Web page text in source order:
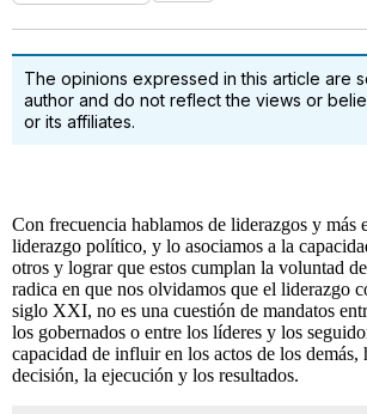
The opinions expressed in this article are
author and do not reflect the views or
or its affiliates.
Con frecuencia hablamos de liderazgos y más
liderazgo político, y lo asociamos a la
otros y lograr que estos cumplan la voluntad
radica en que nos olvidamos que el liderazgo
siglo XXI, no es una cuestión de mandatos
los gobernados o entre los líderes y los
capacidad de influir en los actos de los demás,
decisión, la ejecución y los resultados.